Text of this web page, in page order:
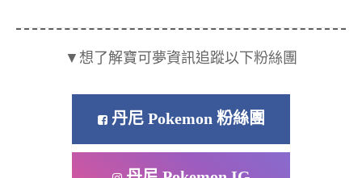
▼想了解寶可夢資訊追蹤以下粉絲團
丹尼 Pokemon 粉絲團